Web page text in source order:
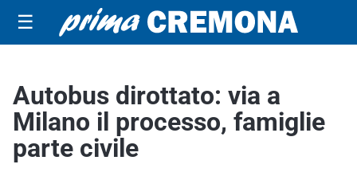
☰
Autobus dirottato: via a
Milano il processo, famiglie
parte civile